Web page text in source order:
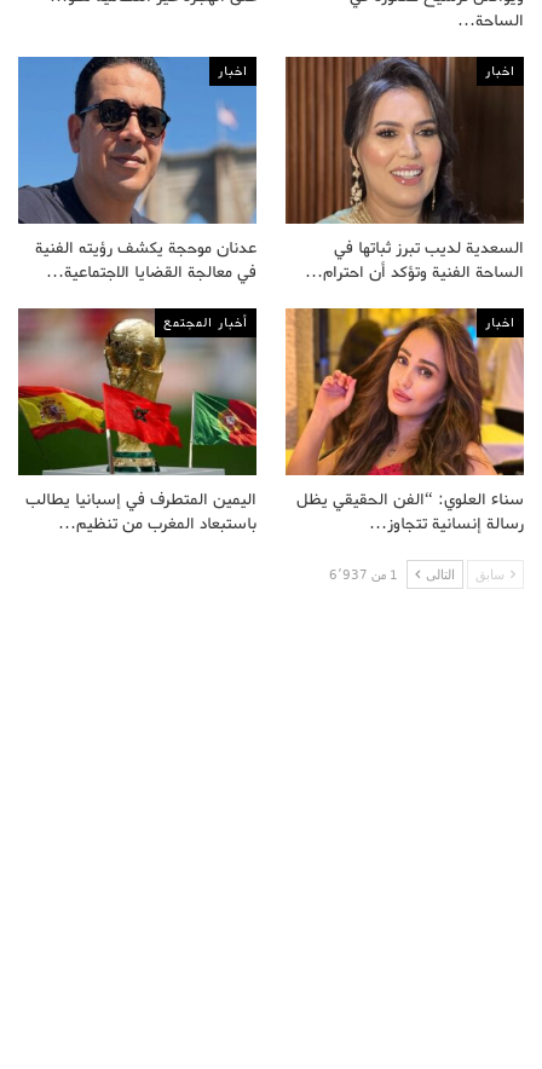
الساحة…
اخبار
السعدية لديب تبرز ثباتها في
الساحة الفنية وتؤكد أن احترام…
اخبار
عدنان موحجة يكشف رؤيته الفنية
في معالجة القضايا الاجتماعية…
اخبار
سناء العلوي: “الفن الحقيقي يظل
رسالة إنسانية تتجاوز…
أخبار المجتمع
اليمين المتطرف في إسبانيا يطالب
باستبعاد المغرب من تنظيم…
سابق التالى 1 من 6٬937